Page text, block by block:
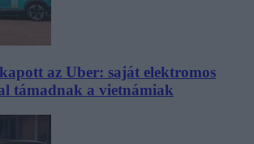
az Uber: saját elektromos
támadnak a vietnámiak